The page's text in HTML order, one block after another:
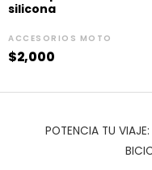
silicona
ACCESORIOS MOTO
$2,000
POTENCIA TU